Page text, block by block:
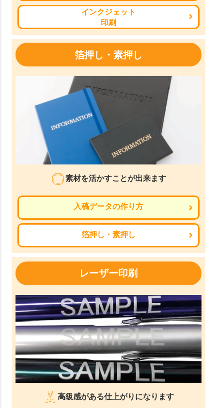
インクジェット
印刷
箔押し・素押し
素材を活かすことが出来ます
入稿データの作り方
箔押し・素押し
レーザー印刷
高級感がある仕上がりになります